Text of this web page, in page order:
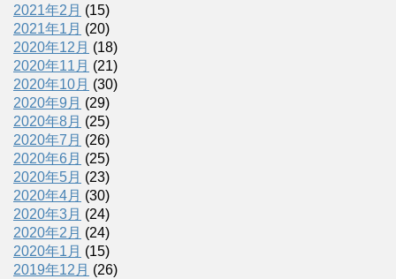
2021年2月 (15)
2021年1月 (20)
2020年12月 (18)
2020年11月 (21)
2020年10月 (30)
2020年9月 (29)
2020年8月 (25)
2020年7月 (26)
2020年6月 (25)
2020年5月 (23)
2020年4月 (30)
2020年3月 (24)
2020年2月 (24)
2020年1月 (15)
2019年12月 (26)